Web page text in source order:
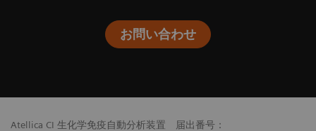
お問い合わせ
Atellica CI 生化学免疫自動分析装置 届出番号：